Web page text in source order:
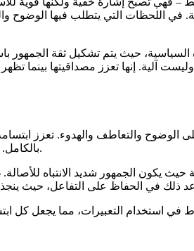
في اللحظات التي يتطلب فيها الوضوح
حيث يتم تشكيل ثقة الجمهور
آلية. إنها تعزز مصداقيتها بينما
على الوضوح والتعاطف والهدوء. تعزز
بالكامل. عندما تتحدث، تظل تعبيرات وجهها متوافقة مع رسالتها، مما يضمن الاتساق بين ما تقوله وكيف تبدو.
يكون الجمهور شديد الانتباه
ذلك في الحفاظ على التفاعل، حيث
في استخدام التعبيرات، مما يجعل كل